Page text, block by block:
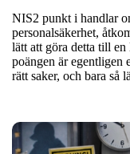
NIS2 punkt i handlar
personalsäkerhet,
lätt att göra detta till
poängen är egentligen
rätt saker, och bara så